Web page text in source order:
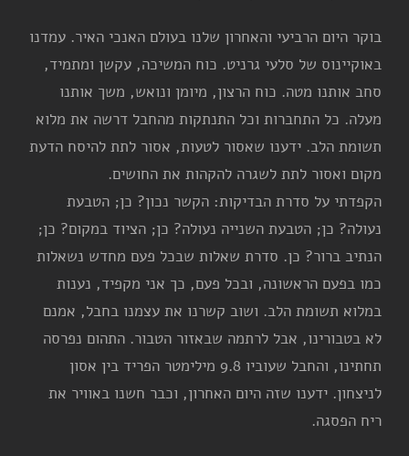
בוקר היום הרביעי והאחרון שלנו בעולם האנכי האיר. עמדנו
באוקיינוס של סלעי גרניט. כוח המשיכה, עקשן ומתמיד,
סחב אותנו מטה. כוח הרצון, מיומן ונואש, משך אותנו
מעלה. כל התחברות וכל התנתקות מהחבל דרשה את מלוא
תשומת הלב. ידענו שאסור לטעות, אסור לתת להיסח הדעת
מקום ואסור לתת לשגרה להקהות את החושים.
הקפדתי על סדרת הבדיקות: הקשר נכון? כן; הטבעת
נעולה? כן; הטבעת השנייה נעולה? כן; הציוד במקום? כן;
הנתיב ברור? כן. סדרת שאלות שבכל פעם מחדש נשאלות
כמו בפעם הראשונה, ובכל פעם, כך אני מקפיד, נענות
במלוא תשומת הלב. ושוב קשרנו את עצמנו בחבל, אמנם
לא בטבורינו, אבל לרתמה שבאזור הטבור. התהום נפרסה
תחתינו, והחבל שעוביו 9.8 מילימטר הפריד בין אסון
לניצחון. ידענו שזה היום האחרון, וכבר חשנו באוויר את
ריח הפסגה.